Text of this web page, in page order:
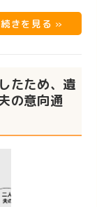
たため、遺
の意向通